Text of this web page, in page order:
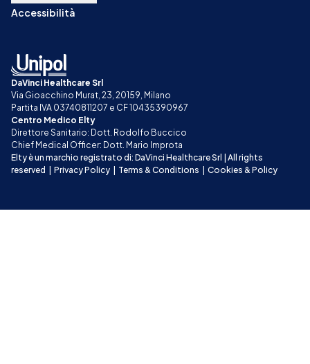
Accessibilità
DaVinci Healthcare Srl
Via Gioacchino Murat, 23, 20159, Milano
Partita IVA 03740811207 e CF 10435390967
Centro Medico Elty
Direttore Sanitario: Dott. Rodolfo Buccico
Chief Medical Officer: Dott. Mario Improta
Elty è un marchio registrato di: DaVinci Healthcare Srl | All rights
reserved | Privacy Policy | Terms & Conditions | Cookies & Policy